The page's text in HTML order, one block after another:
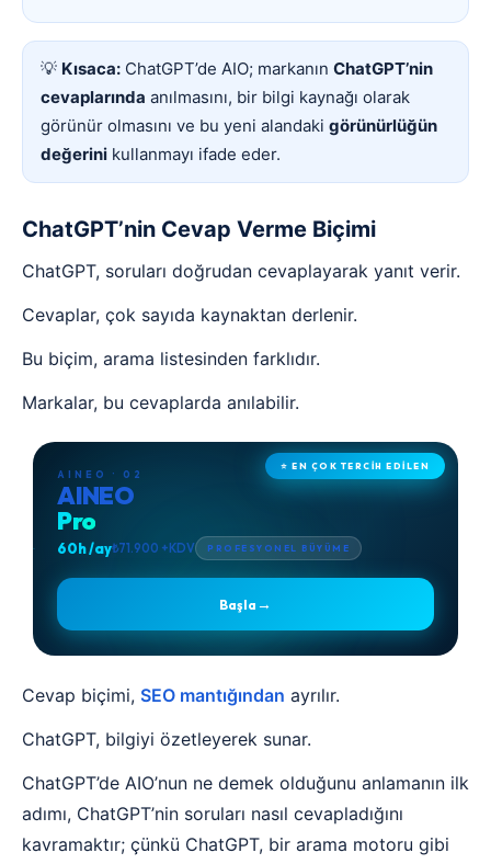
💡 Kısaca: ChatGPT’de AIO; markanın ChatGPT’nin
cevaplarında anılmasını, bir bilgi kaynağı olarak
görünür olmasını ve bu yeni alandaki görünürlüğün
değerini kullanmayı ifade eder.
ChatGPT’nin Cevap Verme Biçimi
ChatGPT, soruları doğrudan cevaplayarak yanıt verir.
Cevaplar, çok sayıda kaynaktan derlenir.
Bu biçim, arama listesinden farklıdır.
Markalar, bu cevaplarda anılabilir.
⭐ EN ÇOK TERCİH EDİLEN
AINEO · 02
AINEO
Pro
60h /ay₺71.900 +KDV PROFESYONEL BÜYÜME
Başla →
Cevap biçimi, SEO mantığından ayrılır.
ChatGPT, bilgiyi özetleyerek sunar.
ChatGPT’de AIO’nun ne demek olduğunu anlamanın ilk
adımı, ChatGPT’nin soruları nasıl cevapladığını
kavramaktır; çünkü ChatGPT, bir arama motoru gibi